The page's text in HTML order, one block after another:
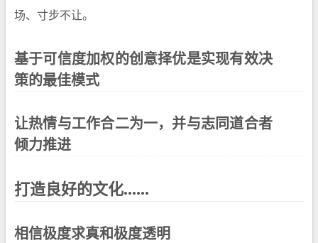
场、寸步不让。
基于可信度加权的创意择优是实现有效决
策的最佳模式
让热情与工作合二为一，并与志同道合者
倾力推进
打造良好的文化……
相信极度求真和极度透明